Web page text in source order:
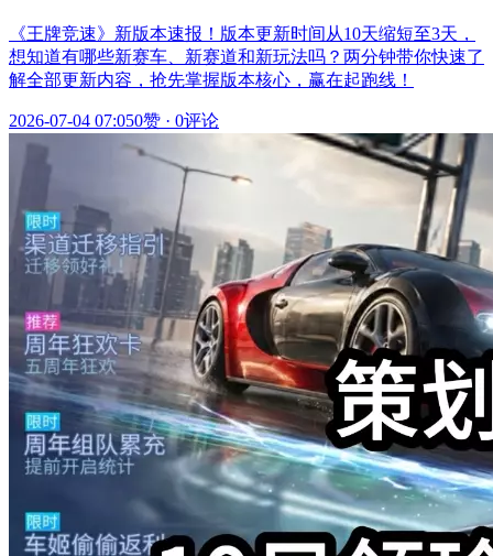
《王牌竞速》新版本速报！版本更新时间从10天缩短至3天，
想知道有哪些新赛车、新赛道和新玩法吗？两分钟带你快速了
解全部更新内容，抢先掌握版本核心，赢在起跑线！
2026-07-04 07:050赞 · 0评论